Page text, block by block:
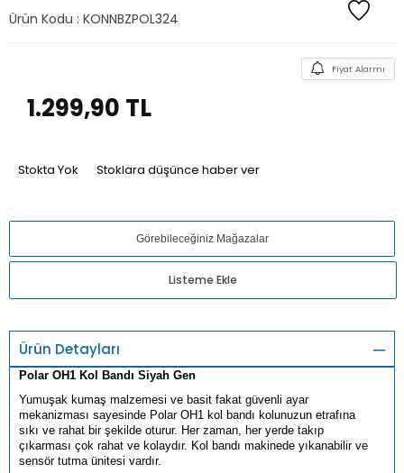
Ürün Kodu : KONNBZPOL324
Fiyat Alarmı
1.299,90 TL
Stokta Yok Stoklara düşünce haber ver
Görebileceğiniz Mağazalar
Listeme Ekle
Ürün Detayları
Polar OH1 Kol Bandı Siyah Gen
Yumuşak kumaş malzemesi ve basit fakat güvenli ayar
mekanizması sayesinde Polar OH1 kol bandı kolunuzun etrafına
sıkı ve rahat bir şekilde oturur. Her zaman, her yerde takıp
çıkarması çok rahat ve kolaydır. Kol bandı makinede yıkanabilir ve
sensör tutma ünitesi vardır.